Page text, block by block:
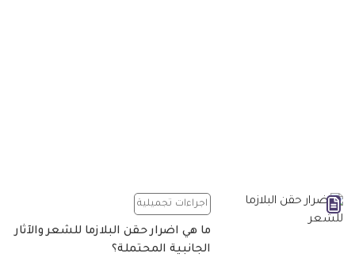
اجراءات تجميلية
ما هي اضرار حقن البلازما للشعر والآثار
الجانبية المحتملة؟